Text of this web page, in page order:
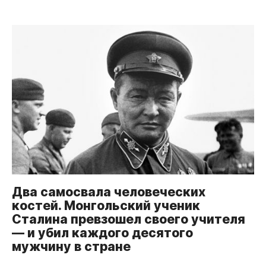
Два самосвала человеческих
костей. Монгольский ученик
Сталина превзошел своего учителя
— и убил каждого десятого
мужчину в стране